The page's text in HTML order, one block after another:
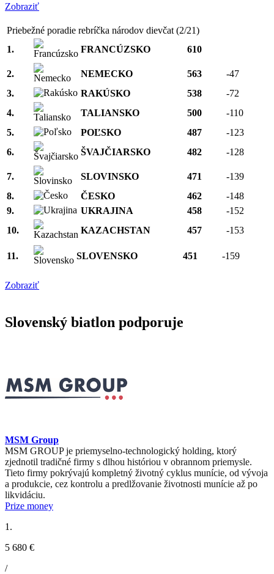
Zobraziť
Priebežné poradie rebríčka národov dievčat (2/21)
1.
FRANCÚZSKO 610
2. NEMECKO 563
-47
3.
RAKÚSKO 538
-72
4.
TALIANSKO 500
-110
5.
POĽSKO 487
-123
6.
ŠVAJČIARSKO 482 -128
7. SLOVINSKO 471
-139
8.
ČESKO 462
-148
9.
UKRAJINA 458
-152
10.
KAZACHSTAN 457 -153
11. SLOVENSKO 451 -159
Zobraziť
Slovenský biatlon podporuje
MSM Group
MSM GROUP je priemyselno-technologický holding, ktorý
zjednotil tradičné firmy s dlhou históriou v obrannom priemysle.
Tieto firmy pokrývajú kompletný životný cyklus munície, od vývoja
a produkcie, cez kontrolu a predlžovanie životnosti munície až po
likvidáciu.
Prize money
1.
5 680 €
/